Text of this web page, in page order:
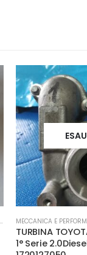
MECCANICA E
TURBINA
1° Serie